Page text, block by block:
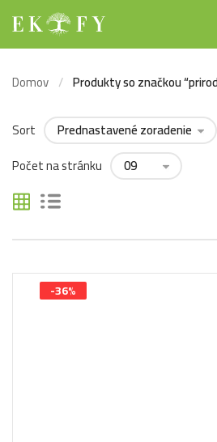
Domov Produkty so značkou
Sort
Počet na stránku
-36%